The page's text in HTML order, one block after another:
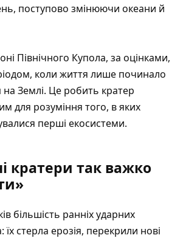
поступово змінюючи океани й
Північного Купола, за оцінками,
коли життя лише починало
на Землі. Це робить кратер
для розуміння того, в яких
перші екосистеми.
кратери так важко
більшість ранніх ударних
їх стерла ерозія, перекрили нові